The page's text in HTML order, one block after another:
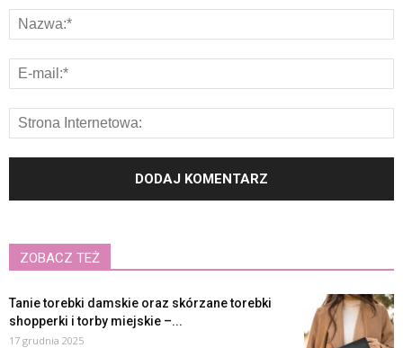
ZOBACZ TEŻ
Tanie torebki damskie oraz skórzane torebki
shopperki i torby miejskie –...
17 grudnia 2025